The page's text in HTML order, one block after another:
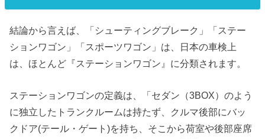
結論から言えば、「シューティングブレーク」「ステー
ションワゴン」「スポーツワゴン」は、日本の車検上
は、ほとんど『ステーションワゴン』に分類されます。
ステーションワゴンの定義は、「セダン（3BOX）のよう
に独立したトランクルームは持たず、クルマ後部にバッ
クドア(テール・ゲート)を持ち、そこから荷室や後部座席